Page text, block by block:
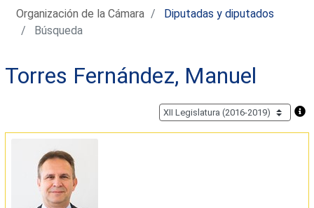
Organización de la Cámara
Diputadas y diputados
Búsqueda
Torres Fernández, Manuel